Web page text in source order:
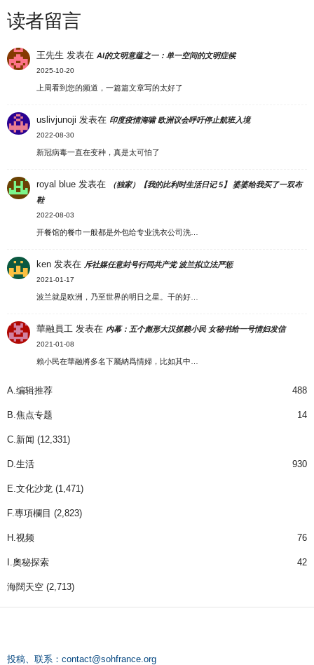
读者留言
王先生 发表在AI的文明意蕴之一：单一空间的文明症候
2025-10-20
上周看到您的频道，一篇篇文章写的太好了
uslivjunoji 发表在 印度疫情海啸 欧洲议会呼吁停止航班入境
2022-08-30
新冠病毒一直在变种，真是太可怕了
royal blue 发表在
（独家）【我的比利时生活日记 5】 婆婆给我买了一双布
鞋
2022-08-03
开餐馆的餐巾一般都是外包给专业洗衣公司洗…
ken 发表在 斥社媒任意封号行同共产党 波兰拟立法严惩
2021-01-17
波兰就是欧洲，乃至世界的明日之星。干的好…
華融員工 发表在 内幕：五个彪形大汉抓赖小民 女秘书给一号情妇发信
2021-01-08
賴小民在華融將多名下屬納爲情婦，比如其中…
A.编辑推荐 488
B.焦点专题 14
C.新闻 (12,331)
D.生活 930
E.文化沙龙 (1,471)
F.專項欄目 (2,823)
H.视频 76
I.奧秘探索 42
海闊天空 (2,713)
投稿、联系： contact@sohfrance.org